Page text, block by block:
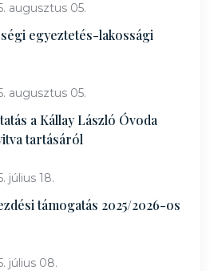
augusztus 05.
egyeztetés-lakossági
augusztus 05.
a Kállay László Óvoda
tartásáról
július 18.
támogatás 2025/2026-os
július 08.